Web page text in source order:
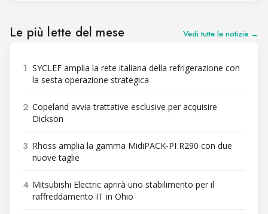
Le più lette del mese Vedi tutte le notizie →
1 SYCLEF amplia la rete italiana della refrigerazione con
la sesta operazione strategica
2 Copeland avvia trattative esclusive per acquisire
Dickson
3 Rhoss amplia la gamma MidiPACK-PI R290 con due
nuove taglie
4 Mitsubishi Electric aprirà uno stabilimento per il
raffreddamento IT in Ohio